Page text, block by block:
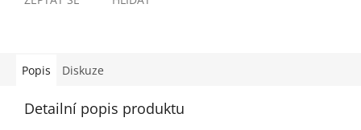
Popis Diskuze
Detailní popis produktu